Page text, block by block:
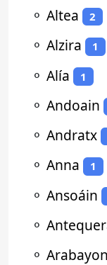
⚬ Altea 2
⚬ Alzira 1
⚬ Alía 1
⚬ Andoain
⚬ Andratx
⚬ Anna 1
⚬ Ansoáin
⚬
⚬